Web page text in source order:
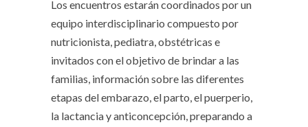
Los encuentros estarán coordinados por un
equipo interdisciplinario compuesto por
nutricionista, pediatra, obstétricas e
invitados con el objetivo de brindar a las
familias, información sobre las diferentes
etapas del embarazo, el parto, el puerperio,
la lactancia y anticoncepción, preparando a